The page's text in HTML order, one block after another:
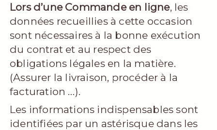
Lors d’une Commande en ligne, les
données recueillies à cette occasion
sont nécessaires à la bonne exécution
du contrat et au respect des
obligations légales en la matière.
(Assurer la livraison, procéder à la
facturation …).
Les informations indispensables sont
identifiées par un astérisque dans les